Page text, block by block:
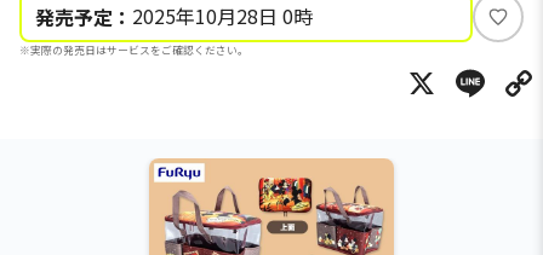
発売予定： 2025年10月28日 0時
※実際の発売日はサービスをご確認ください。
い
ね
X